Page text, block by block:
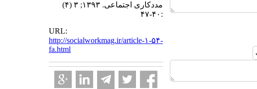
مددکاری اجتماعی. ۱۳۹۳; ۳ (۴)
:۴۰-۴۷
URL:
http://socialworkmag.ir/article-۱-۵۴-
fa.html